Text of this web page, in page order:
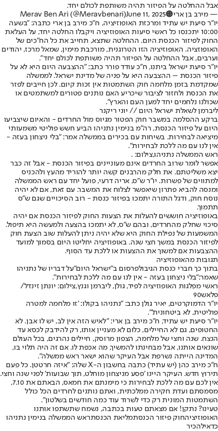
אבל ההחלטה על הפיזור תהיה משותפת לכולם יחד.
— מירב בן ארי🟠Merav Ben Ari (@Meravbenari)June 11, 2025
יו״ר סיעת יש עתיד ומרכזת האופוזיציה, ח״כ מירב בן ארי כתבה: "בשעה
10:00 יתכנסו כל ראשי סיעות האופוזיציה ויקבלו החלטה יחד, על העלאת
החוק לפיזור הכנסת היום. ההחלטה שתצא, ‏תחייב את כל הח"כים של
האופוזציה. ‏האופוזיציה הזו הטרוגנית, מורכבת מימין, שמאל מרכז, יהודים
וערבים, ‏אבל ההחלטה על הפיזור תהיה משותפת לכולם יחד".
יו"ר סיעת ישראל ביתנו, ח"כ עודד פורר כתב: "ההצבעה היום היא לא על
פיזור הכנסת – ההצבעה היא על פניה של מדינת ישראל. לממשלה
שמקדמת בזמן מלחמה חוק השתמטות אין זכות קיום. לכן חייבים לפזר
את הכנסת ולחזור לציבור שיכריע האם נותנים פטורים למשתמטים או
שכולנו נלחמים יחד למען העם והארץ".
ליברמן לשאלת ישראל היום // יוני ריקנר
ברקע ההסלמה במשבר חוק הפטור מגיוס מול החרדים - והאיום שיצביעו
היום על פיזור הכנסת, רה"מ בנימין נתניהו הביע חשש פוליטי משמעותי
מיציאה לבחירות. בשיחות עם בכירים בממשלה אמר: "בלי ניצחון בעזה -
אין לנו עם מה ללכת לבחירות".
ראש הממשלה נתניהו,צילום: .
אפשר לומר שרוב החרדים אינם מעוניינים בפיזור הכנסת - אבל זה כבר
יצא משליטתם. את חלק מהרבנים קשה יותר להוריד מהעץ ולהכניס
למתווים של פשרות. יו"ר ש"ס, אריה דרעי, פועל יחד עם ראש הממשלה
ומנסה להביא פתרון שיאפשר לצלוח את המשבר. עם זאת, אם לא יהיה
נוסח חוק, ודגל התורה יתמכו בפיזור כנסת - רוב הסיכויים שגם ש"ס
תתמוך.
באופוזיציה חוששים להעלות את הצעות החוק לפיזור הכנסת אם יהיה
סיכוי שחלק מהחרדים, ובהם ש"ס, לא יתמכו בהצעה ולמעשה היא תיפול.
המשמעות של נפילת החוק היא שלא יהיה ניתן להעלות שוב הצעת חוק
לפיזור הכנסת במשך חצי שנה. באופוזיציה יחליטו היום בסמוך למועד
ההצבעות אם למשוך את ההצעות או ללכת עד הסוף.
תגובות מהאופוזיציה
בתוך כך חברי כנסת הגיבולפרסום ב"ישראל היום"על דבריו של נתניהו
שאמר:"בלי ניצחון בעזה - אין לנו עם מה ללכת לבחירות".
ראשי מפלגות האופוזיציה לפיד, גולן, ליברמן וגנץ,צילום: יונתן זינדל/
פלאש90
יו"ר הדמוקרטים, יאיר גולן כתב: "נתניהו בקולו: 'זו מלחמה למטרה
פוליטית, לא ביטחונית'".
יו"ר סיעת יש עתיד, ח"כ מירב בן ארי: "לאיש הזה אין לב, יש לו אבן. לא
החטופים, גם לא החיילים, כלום לא מעניין אותו, רק להידבק לכסא עד
הנצח. שנה וחצי של מלחמה, הצפון מרוסק, חיילים נהרגים, בכל העולם
שונאים אותנו, אבל מבחינתו להמשיך, מה אכפת לו. אם זה היה תלוי בו,
המדינה הייתה נשרפת אבל העיקר שהוא ישאר ראש ממשלה".
ח"כ מירב כהן (יש עתיד) כתבה בחשבון ה-X שלה: "איזה חרטטן. כל פעם
תירוץ חדש. העיקר היינו 'פסע מניצחון מוחלט, תוך שבועות' לפני שנה וחצי.
אין לכם עם מה ללכת לבחירות כי מימנתם את חמאס, הבאתם את 7.10,
מסמסתם ועדת חקירה ממלכתית, ואתם נותנים לחרדים הכל כולל
השתמטות המונית רק כדי לשרוד עוד כמה חודשים בשלטון".
טעינו? נתקן! אם מצאתם טעות בכתבה, נשמח שתשתפו אותנו
האופוזיציהחוק פיזור הכנסתמליאת הכנסתראש הממשלה בנימין נתניהו
כדאילהכיר